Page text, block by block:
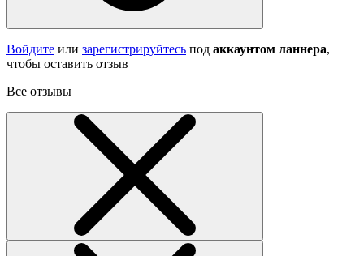
Войдите или зарегистрируйтесь под аккаунтом ланнера,
чтобы оставить отзыв
Все отзывы